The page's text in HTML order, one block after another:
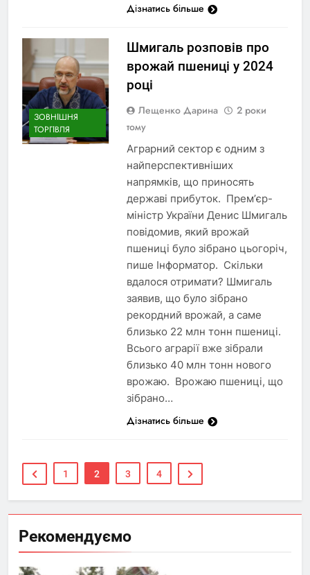
Дізнатись більше
ЗОВНІШНЯ
ТОРГІВЛЯ
Шмигаль розповів про
врожай пшениці у 2024
році
Лещенко Дарина
2 роки
тому
Аграрний сектор є одним з
найперспективніших
напрямків, що приносять
державі прибуток. Прем’єр-
міністр України Денис Шмигаль
повідомив, який врожай
пшениці було зібрано цьогоріч,
пише Інформатор. Скільки
вдалося отримати? Шмигаль
заявив, що було зібрано
рекордний врожай, а саме
близько 22 млн тонн пшениці.
Всього аграрії вже зібрали
близько 40 млн тонн нового
врожаю. Врожаю пшениці, що
зібрано…
Дізнатись більше
1 2 3 4
Рекомендуємо